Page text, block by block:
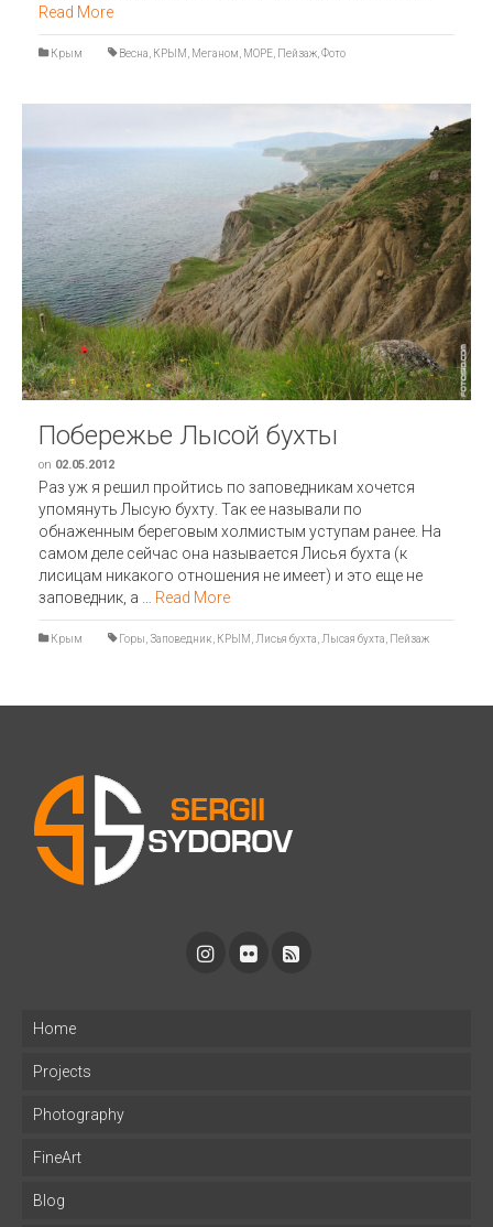
Read More
Крым Весна КРЫМ Меганом МОРЕ Пейзаж Фото
Побережье Лысой бухты
on 02.05.2012
Раз уж я решил пройтись по заповедникам хочется
упомянуть Лысую бухту. Так ее называли по
обнаженным береговым холмистым уступам ранее. На
самом деле сейчас она называется Лисья бухта (к
лисицам никакого отношения не имеет) и это еще не
заповедник, а … Read More
Крым Горы, Заповедник, КРЫМ,Лисья бухта,Лысая бухта, Пейзаж
Home
Projects
Photography
FineArt
Blog